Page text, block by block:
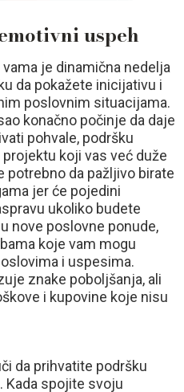
uspeh
vama je dinamična nedelja
da pokažete inicijativu i
poslovnim situacijama.
konačno počinje da daje
pohvale, podršku
koji vas već duže
potrebno da pažljivo birate
jer će pojedini
ukoliko budete
nove poslovne ponude,
koje vam mogu
i uspesima.
znake poboljšanja, ali
i kupovine koje nisu
da prihvatite podršku
Kada spojite svoju